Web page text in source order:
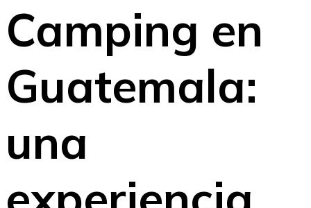
Camping en
Guatemala:
una